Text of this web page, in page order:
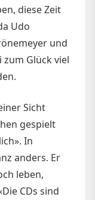
diese Zeit
Udo
und
zum Glück viel
Sicht
gespielt
In
anders. Er
leben,
CDs sind